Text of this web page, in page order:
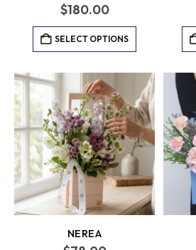
$180.00
SELECT OPTIONS
NEREA